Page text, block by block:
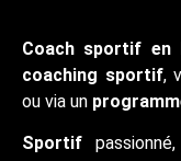
Coach sportif en
coaching sportif,
ou via un
Sportif